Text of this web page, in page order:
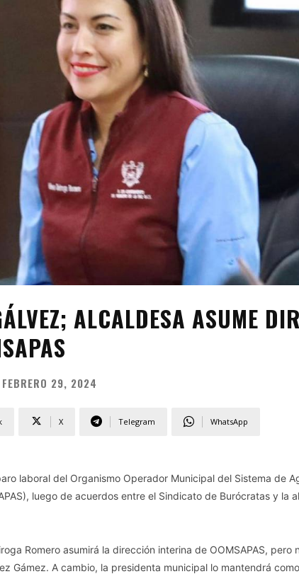
ALCALDESA ASUME
FEBRERO 29, 2024
X Telegram WhatsApp
laboral del Organismo Operador Municipal del Sistema de
luego de acuerdos entre el Sindicato de Burócratas y la
Romero asumirá la dirección interina de OOMSAPAS, pero
Gámez. A cambio, la presidenta municipal lo mantendrá